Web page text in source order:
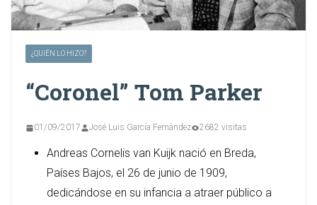
¿QUIÉN LO HIZO?
“Coronel” Tom Parker
01/09/2017 José Luis García Fernández 2682 visitas
Andreas Cornelis van Kuijk nació en Breda,
Países Bajos, el 26 de junio de 1909,
dedicándose en su infancia a atraer público a